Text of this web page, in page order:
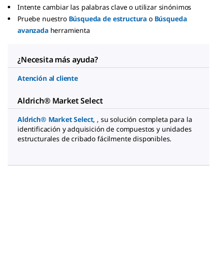
Intente cambiar las palabras clave o utilizar sinónimos
Pruebe nuestro Búsqueda de estructura o Búsqueda
avanzada herramienta
¿Necesita más ayuda?
Atención al cliente
Aldrich® Market Select
Aldrich® Market Select, , su solución completa para la
identificación y adquisición de compuestos y unidades
estructurales de cribado fácilmente disponibles.